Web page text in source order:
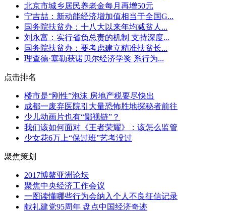
北京市城乡居民养老金每月再增50元
宁吉喆：新动能经济增加值相当于全国G...
国务院扶贫办：十八大以来年均减贫人...
刘永富：实行省负总责的机制 支持深度...
国务院扶贫办：要考虑建立精准扶贫长...
理查德·塞勒获诺贝尔经济学奖 系行为...
点击排名
楼市是“刚性”泡沫 房地产税要尽快出
成都一废弃医院引大量恐怖胜地探秘者前往
少儿动画片也有“鄙视链”？
我们该如何面对《王者荣耀》：该怎么监管
少女花6万上“保过班”艺考没过
聚焦策划
2017博鳌亚洲论坛
聚焦中央经济工作会议
一图读懂哪些行为会纳入个人不良征信记录
献礼建党95周年 盘点中国经济奇迹